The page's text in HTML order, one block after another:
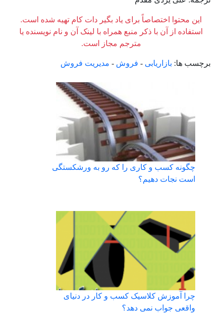
این محتوا اختصاصاً برای یاد بگیر دات کام تهیه شده است.
استفاده از آن با ذکر منبع همراه با لینک آن و نام نویسنده یا
مترجم مجاز است.
برچسب ها: بازاریابی - فروش - مدیریت فروش
چگونه کسب و کاری را که رو به ورشکستگی
است نجات دهیم؟
چرا آموزش کلاسیک کسب و کار در دنیای
واقعی جواب نمی دهد؟